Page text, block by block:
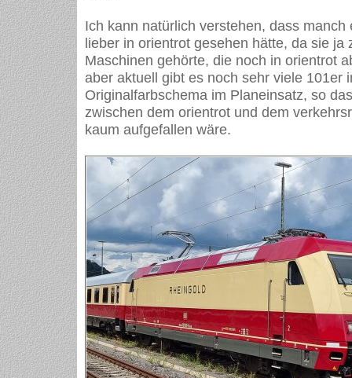
Ich kann natürlich verstehen, dass manch
lieber in orientrot gesehen hätte, da sie ja
Maschinen gehörte, die noch in orientrot
aber aktuell gibt es noch sehr viele 101er
Originalfarbschema im Planeinsatz, so
zwischen dem orientrot und dem
kaum aufgefallen wäre.